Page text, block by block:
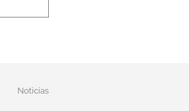
Noticias